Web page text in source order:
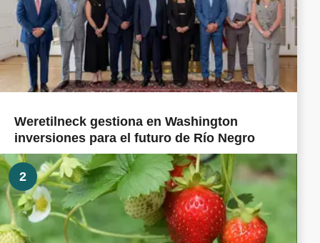
Weretilneck gestiona en Washington
inversiones para el futuro de Río Negro
2